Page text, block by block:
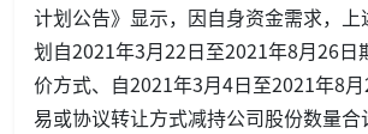
计划公告》显示，因自身资金需求，
划自2021年3月22日至2021年8月26日
价方式、自2021年3月4日至2021年8
易或协议转让方式减持公司股份数量